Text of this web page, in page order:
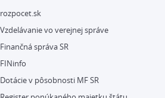
rozpocet.sk
Vzdelávanie vo verejnej správe
Finančná správa SR
FINinfo
Dotácie v pôsobnosti MF SR